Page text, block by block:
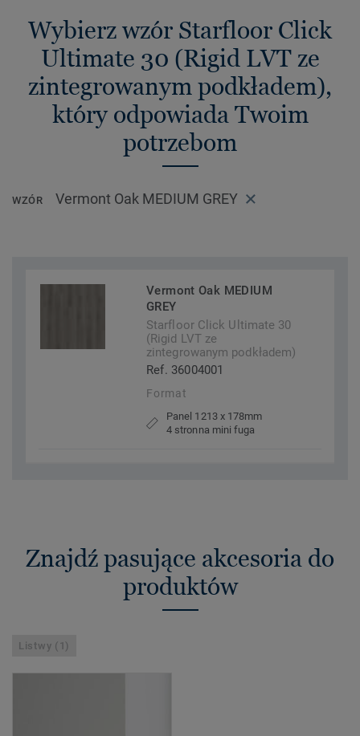
Wybierz wzór Starfloor Click
Ultimate 30 (Rigid LVT ze
zintegrowanym podkładem),
który odpowiada Twoim
potrzebom
WZÓR Vermont Oak MEDIUM GREY
Vermont Oak MEDIUM
GREY
Starfloor Click Ultimate 30
(Rigid LVT ze
zintegrowanym podkładem)
Ref. 36004001
Format
Panel 1213 x 178mm
4 stronna mini fuga
Znajdź pasujące akcesoria do
produktów
Listwy (1)